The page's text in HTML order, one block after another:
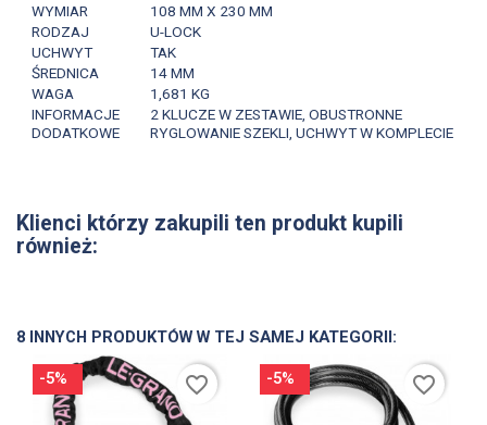
WYMIAR
108 MM X 230 MM
RODZAJ
U-LOCK
UCHWYT
TAK
ŚREDNICA
14 MM
WAGA
1,681 KG
INFORMACJE
DODATKOWE
2 KLUCZE W ZESTAWIE, OBUSTRONNE
RYGLOWANIE SZEKLI, UCHWYT W KOMPLECIE
Klienci którzy zakupili ten produkt kupili
również:
8 INNYCH PRODUKTÓW W TEJ SAMEJ KATEGORII:
-5% favorite_border -5% favorite_border